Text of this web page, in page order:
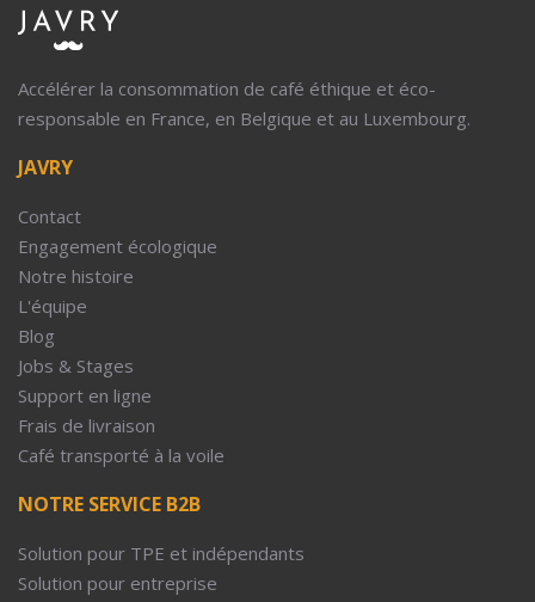
Accélérer la consommation de café éthique et éco-
responsable en France, en Belgique et au Luxembourg.
JAVRY
Contact
Engagement écologique
Notre histoire
L'équipe
Blog
Jobs & Stages
Support en ligne
Frais de livraison
Café transporté à la voile
NOTRE SERVICE B2B
Solution pour TPE et indépendants
Solution pour entreprise